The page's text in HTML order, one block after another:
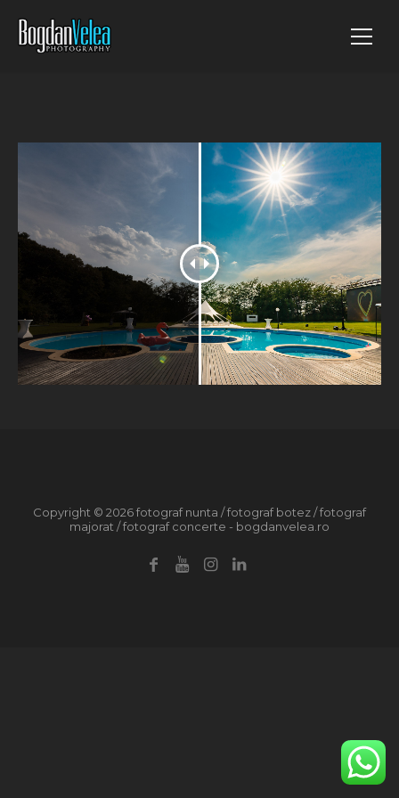
Copyright © 2026 fotograf nunta / fotograf botez / fotograf
majorat / fotograf concerte - bogdanvelea.ro